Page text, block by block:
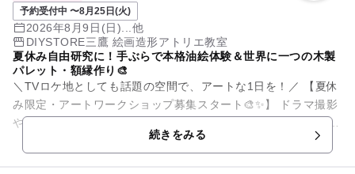
予約受付中 〜8月25日(火)
2026年8月9日(日)...他
DIYSTORE三鷹 絵画造形アトリエ教室
夏休み自由研究に！手ぶらで本格油絵体験＆世界に一つの木製
パレット・額縁作り🎨
＼TVロケ地としても話題の空間で、アートな1日を！／ 【夏休
み限定・アートワークショップ募集スタート🎨✨】 ドラマ撮影
や『ヒルナンデス！』『チコちゃんに叱られる！』など、TVで
続きをみる